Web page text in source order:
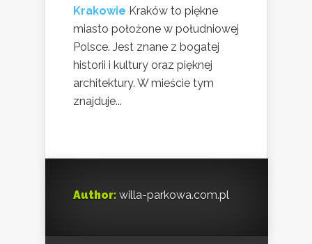
Krakowie Kraków to piękne
miasto położone w południowej
Polsce. Jest znane z bogatej
historii i kultury oraz pięknej
architektury. W mieście tym
znajduje...
Author: willa-parkowa.com.pl